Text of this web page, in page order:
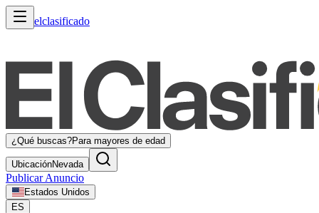
elclasificado
¿Qué buscas?Para mayores de edad
UbicaciónNevada
Publicar Anuncio
Estados Unidos
ES